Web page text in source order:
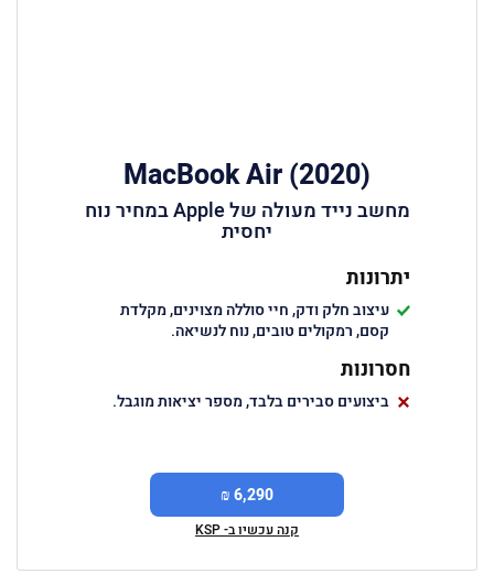
MacBook Air (2020)
מחשב נייד מעולה של Apple במחיר נוח
יחסית
יתרונות
עיצוב חלק ודק, חיי סוללה מצוינים, מקלדת
קסם, רמקולים טובים, נוח לנשיאה.
חסרונות
ביצועים סבירים בלבד, מספר יציאות מוגבל.
6,290 ₪
קנה עכשיו ב- KSP